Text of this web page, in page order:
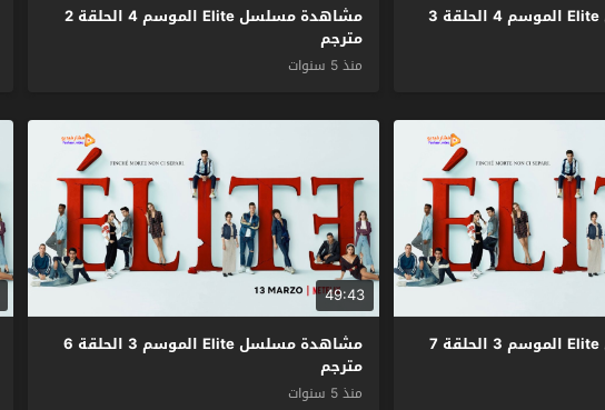
مشاهدة مسلسل Elite الموسم 4 الحلقة 3
مشاهدة مسلسل Elite الموسم 4 الحلقة 2
مترجم
منذ 5 سنوات
مشاهدة مسلسل Elite الموسم 3 الحلقة 7
49:43
مشاهدة مسلسل Elite الموسم 3 الحلقة 6
مترجم
منذ 5 سنوات